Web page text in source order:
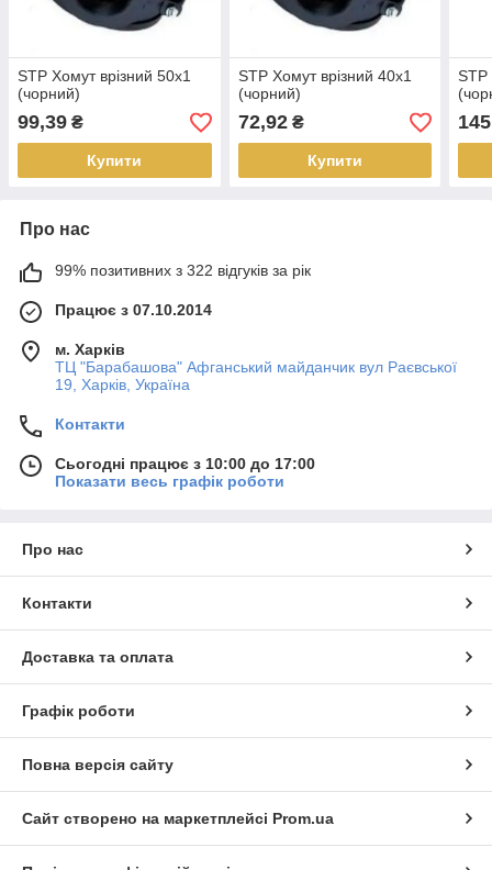
STP Хомут врізний 50х1
(чорний)
99,39 ₴
Купити
STP Хомут врізний 40х1
(чорний)
72,92₴
Купити
STP
Про нас
99% позитивних з 322 відгуків за рік
Працює з 07.10.2014
м. Харків
ТЦ "Барабашова" Афганський майданчик вул Раєвської
19, Харків, Україна
Контакти
Сьогодні працює з 10:00 до 17:00
Показати весь графік роботи
Про нас
Контакти
Доставка та оплата
Графік роботи
Повна версія сайту
Сайт створено на маркетплейсі Prom.ua